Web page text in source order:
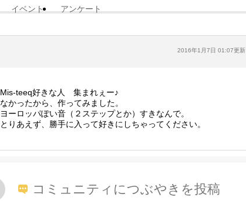
イベント アンケート
2016年1月7日 01:07更新
Mis-teeq好きな人 集まれぇー♪
なかったから、作ってみました。
ヨーロッパぽい音（２ステップとか）すきなんで。
とりあえず、勝手に入って好きにしちゃってください。
コミュニティにつぶやきを投稿